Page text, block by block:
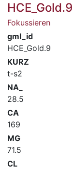
HCE_Gold.9
Fokussieren
gml_id
HCE_Gold.9
KURZ
t-s2
NA_
28.5
CA
169
MG
71.5
CL